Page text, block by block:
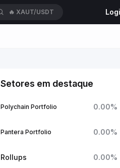
🔥 XAUT/USDT
Setores em destaque
Polychain Portfolio 0.00%
Pantera Portfolio 0.00%
Rollups 0.00%